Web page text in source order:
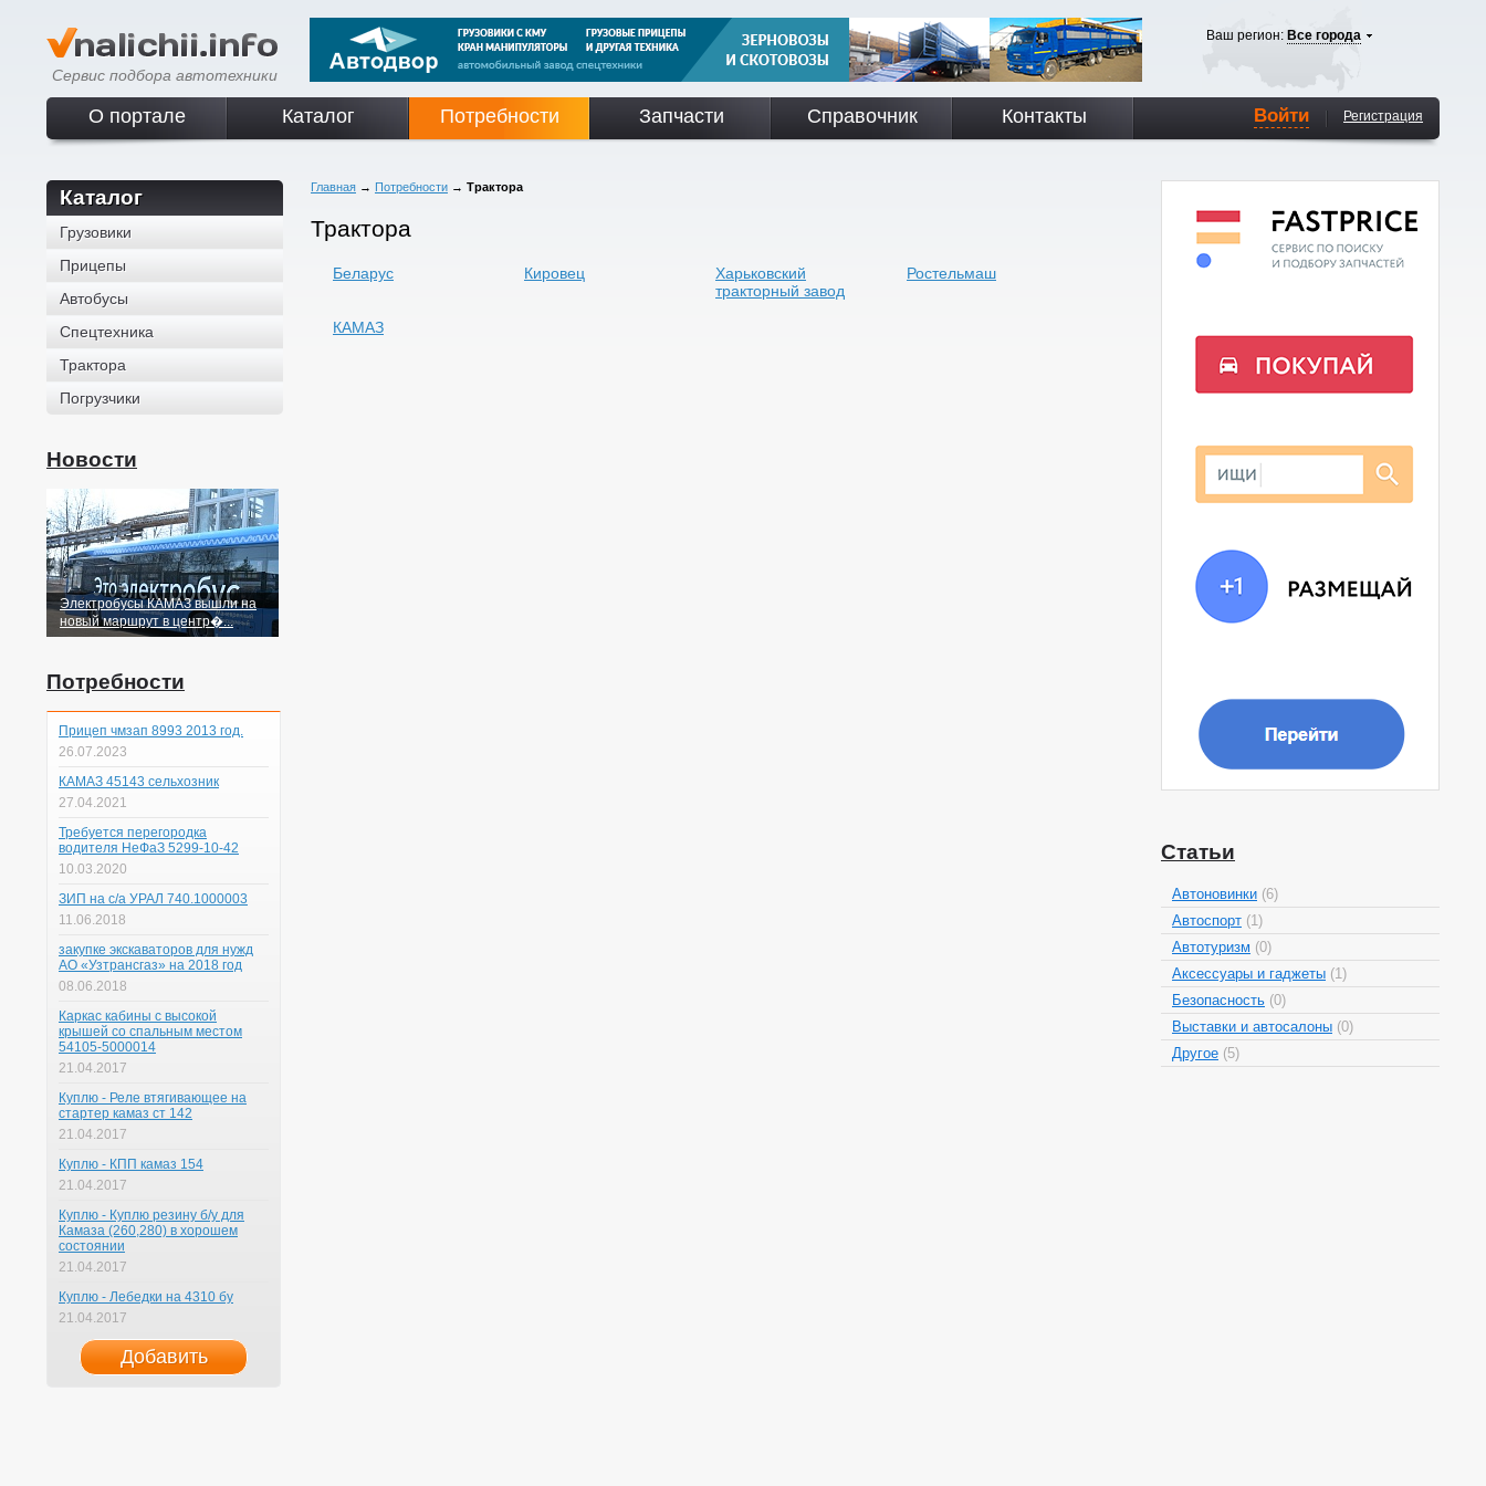
Сервис подбора автотехники
Ваш регион: Все города
О портале Каталог Потребности Запчасти Справочник Контакты Регистрация
Войти
Каталог
Грузовики
Прицепы
Автобусы
Спецтехника
Трактора
Погрузчики
Новости
Электробусы КАМАЗ вышли на
новый маршрут в центр�...
Потребности
Прицеп чмзап 8993 2013 год.
26.07.2023
КАМАЗ 45143 сельхозник
27.04.2021
Требуется перегородка
водителя НеФаЗ 5299-10-42
10.03.2020
ЗИП на с/а УРАЛ 740.1000003
11.06.2018
закупке экскаваторов для нужд
АО «Узтрансгаз» на 2018 год
08.06.2018
Каркас кабины с высокой
крышей со спальным местом
54105-5000014
21.04.2017
Куплю - Реле втягивающее на
стартер камаз ст 142
21.04.2017
Куплю - КПП камаз 154
21.04.2017
Куплю - Куплю резину б/у для
Камаза (260,280) в хорошем
состоянии
21.04.2017
Куплю - Лебедки на 4310 бу
21.04.2017
Добавить
Главная → Потребности → Трактора
Трактора
Беларус Кировец
Харьковский
тракторный завод
Ростельмаш
КАМАЗ
Статьи
Автоновинки (6)
Автоспорт (1)
Автотуризм (0)
Аксессуары и гаджеты (1)
Безопасность (0)
Выставки и автосалоны (0)
Другое (5)